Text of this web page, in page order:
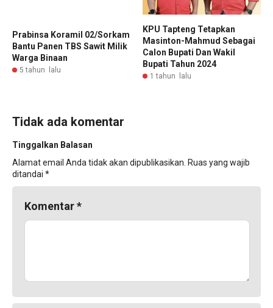
Prabinsa Koramil 02/Sorkam
Bantu Panen TBS Sawit Milik
Warga Binaan
5 tahun lalu
KPU Tapteng Tetapkan
Masinton-Mahmud Sebagai
Calon Bupati Dan Wakil
Bupati Tahun 2024
1 tahun lalu
Tidak ada komentar
Tinggalkan Balasan
Alamat email Anda tidak akan dipublikasikan. Ruas yang wajib
ditandai *
Komentar*